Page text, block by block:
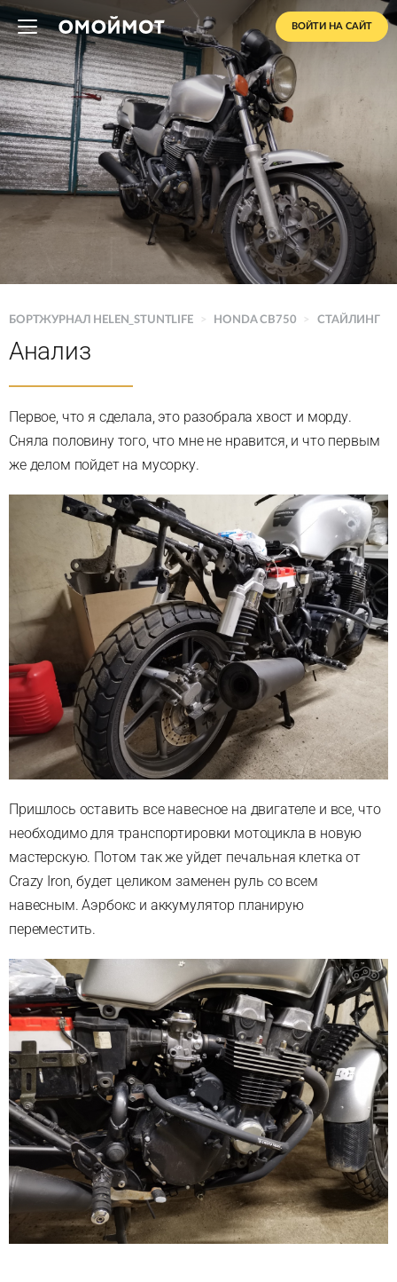
ВОЙТИ НА САЙТ
БОРТЖУРНАЛ HELEN_STUNTLIFE > HONDA CB750 > СТАЙЛИНГ
Анализ
Первое, что я сделала, это разобрала хвост и морду.
Сняла половину того, что мне не нравится, и что первым
же делом пойдет на мусорку.
Пришлось оставить все навесное на двигателе и все, что
необходимо для транспортировки мотоцикла в новую
мастерскую. Потом так же уйдет печальная клетка от
Crazy Iron, будет целиком заменен руль со всем
навесным. Аэрбокс и аккумулятор планирую
переместить.